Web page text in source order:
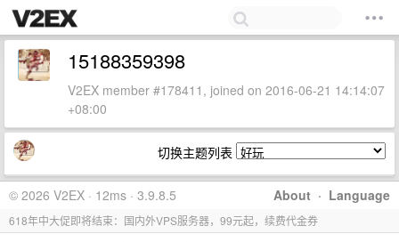
15188359398
V2EX member #178411, joined on 2016-06-21 14:14:07
+08:00
切换主题列表
About · Language
© 2026 V2EX · 12ms · 3.9.8.5
618年中大促即将结束：国内外VPS服务器，99元起，续费代金券